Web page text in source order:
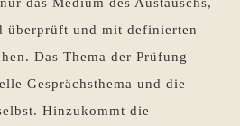
das Medium des Austauschs,
überprüft und mit definierten
Das Thema der Prüfung
Gesprächsthema und die
Hinzukommt die